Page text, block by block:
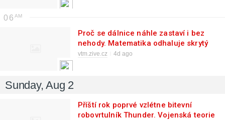
06
Proč se dálnice náhle zastaví i bez
nehody. Matematika odhaluje skrytý
mechanismus dopravních kolon
vtm.zive.cz 4d ago
Sunday, Aug 2
Příští rok poprvé vzlétne bitevní
robovrtulník Thunder. Vojenská teorie